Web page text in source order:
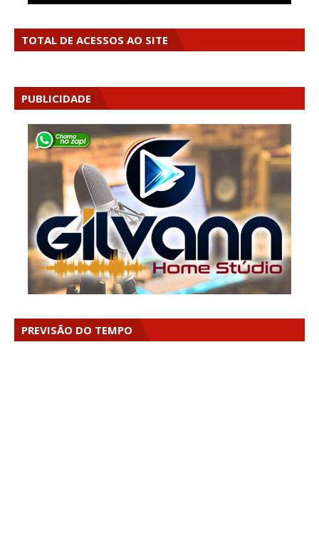
TOTAL DE ACESSOS AO SITE
PUBLICIDADE
PREVISÃO DO TEMPO